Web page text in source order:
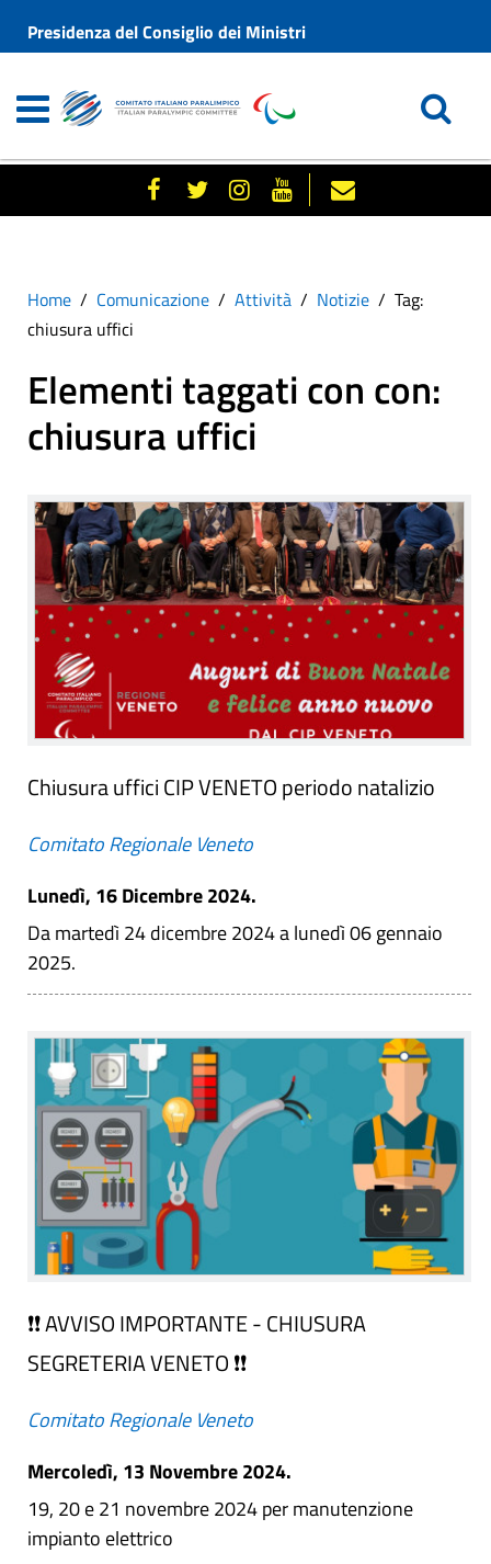
Presidenza del Consiglio dei Ministri
Home Comunicazione Attività Notizie
Tag:
chiusura uffici
Elementi taggati con con:
chiusura uffici
Chiusura uffici CIP VENETO periodo natalizio
Comitato Regionale Veneto
Lunedì, 16 Dicembre 2024.
Da martedì 24 dicembre 2024 a lunedì 06 gennaio
2025.
❗❗ AVVISO IMPORTANTE - CHIUSURA
SEGRETERIA VENETO ❗❗
Comitato Regionale Veneto
Mercoledì, 13 Novembre 2024.
19, 20 e 21 novembre 2024 per manutenzione
impianto elettrico